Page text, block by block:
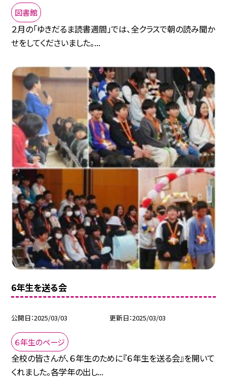
図書館
２月の「ゆきだるま読書週間」では、全クラスで朝の読み聞か
せをしてくださいました。...
6年生を送る会
公開日 2025/03/03 更新日 2025/03/03
６年生のページ
全校の皆さんが、６年生のために『６年生を送る会』を開いて
くれました。各学年の出し...